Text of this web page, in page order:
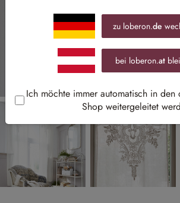
zu loberon.de
bei loberon.at
Ich möchte immer automatisch in den
Shop weitergeleitet